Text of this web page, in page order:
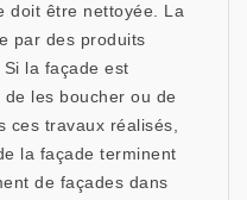
doit être nettoyée. La
par des produits
la façade est
les boucher ou de
ces travaux réalisés,
la façade terminent
de façades dans